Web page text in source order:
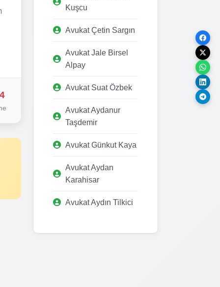
Kuşcu
Avukat Çetin Sargın
Avukat Jale Birsel
Alpay
Avukat Suat Özbek
Avukat Aydanur
Taşdemir
Avukat Günkut Kaya
Avukat Aydan
Karahisar
Avukat Aydın Tilkici